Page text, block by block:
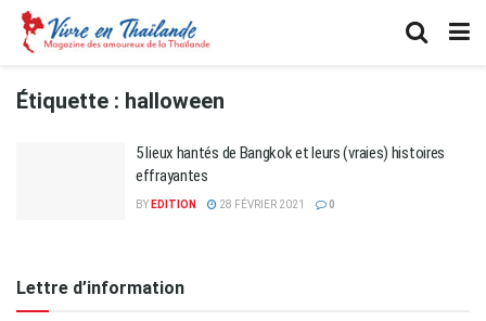
Étiquette : halloween
5 lieux hantés de Bangkok et leurs (vraies) histoires
effrayantes
BY EDITION 28 FÉVRIER 2021 0
Lettre d’information